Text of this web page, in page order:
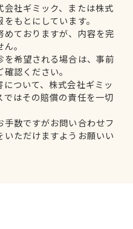
社ギミック、または株式
もとにしています。
ておりますが、内容を完
。
希望される場合は、事前
認ください。
ついて、株式会社ギミッ
はその賠償の責任を一切
数ですがお問い合わせフ
ただけますようお願いい